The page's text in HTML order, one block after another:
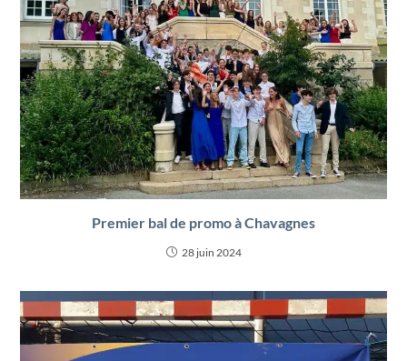
Premier bal de promo à Chavagnes
28 juin 2024